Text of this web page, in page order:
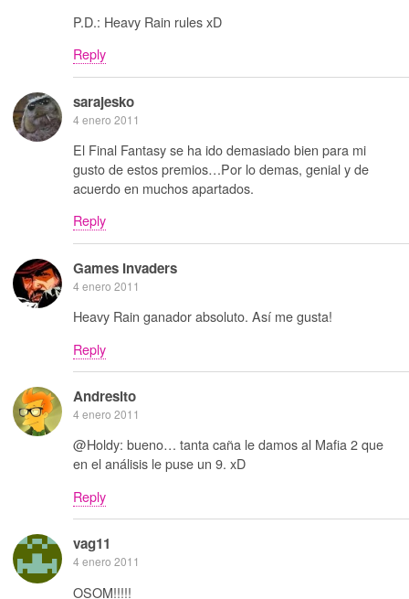
P.D.: Heavy Rain rules xD
Reply
sarajesko
4 enero 2011
El Final Fantasy se ha ido demasiado bien para mi
gusto de estos premios…Por lo demas, genial y de
acuerdo en muchos apartados.
Reply
Games Invaders
4 enero 2011
Heavy Rain ganador absoluto. Así me gusta!
Reply
Andresito
4 enero 2011
@Holdy: bueno… tanta caña le damos al Mafia 2 que
en el análisis le puse un 9. xD
Reply
vag11
4 enero 2011
OSOM!!!!!